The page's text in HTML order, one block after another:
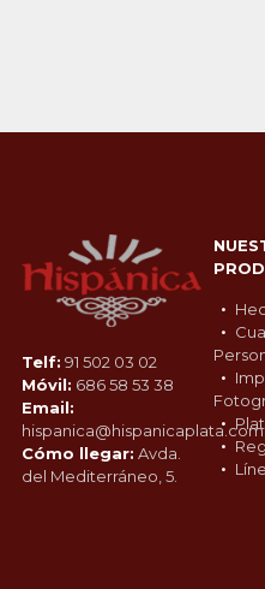
Telf: 91 502 03 02
Móvil: 686 58 53 38
Email:
hispanica@hispanicaplata.com
Cómo llegar: Avda.
del Mediterráneo, 5.